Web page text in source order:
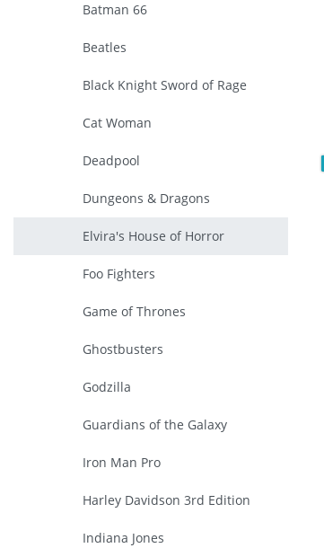
Batman 66
Beatles
Black Knight Sword of Rage
Cat Woman
Deadpool
Dungeons & Dragons
Elvira's House of Horror
Foo Fighters
Game of Thrones
Ghostbusters
Godzilla
Guardians of the Galaxy
Iron Man Pro
Harley Davidson 3rd Edition
Indiana Jones